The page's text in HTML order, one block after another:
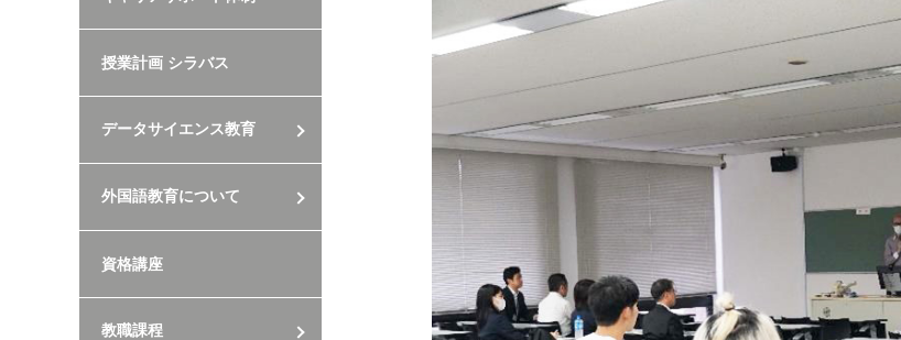
授業計画 シラバス
データサイエンス教育
外国語教育について
資格講座
教職課程